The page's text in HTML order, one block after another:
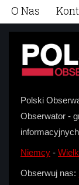
O Nas
Polski
Obserwator -
Niemcy -
Obserwuj nas: